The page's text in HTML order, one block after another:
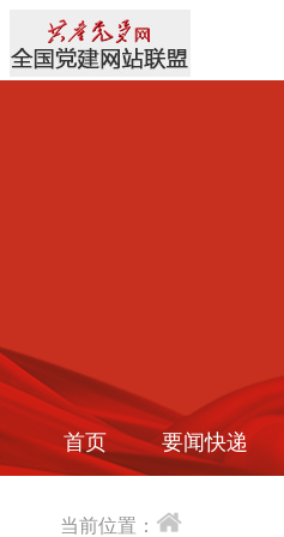
首页 要闻快递
当前位置：